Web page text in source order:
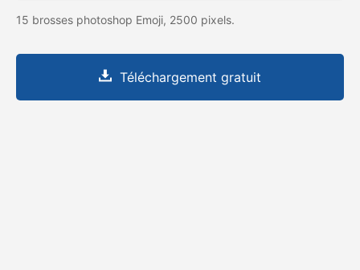
15 brosses photoshop Emoji, 2500 pixels.
Téléchargement gratuit